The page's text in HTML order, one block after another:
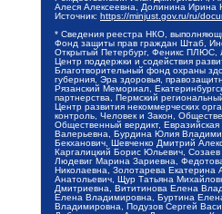
Алеся Алексеевна, Долинина Ирина
Источник: https://minjust.gov.ru/ru/
* Сведения реестра НКО,
Фонд защиты прав граждан Штаб,
Открытый Петербург, Феникс ПЛЮС,
Центр поддержки и содействия
Благотворительный фонд охраны
губерния, Эра здоровья,
Рязанский Мемориал,
партнерства, Пермский
Центр развития некоммерческих
контроль, Человек и Закон,
Общественный вердикт,
Валерьевна, Бурдина Юлия
Бекханович, Шевченко Дмитрий
Каргалицкий Борис Юльевич,
Людевиг Марина Зариевна,
Николаевна, Золотарева
Анатольевич, Щур Татьяна
Дмитриевна, Вититинова Елена
Елена Владимировна, Буртина
Владимировна, Подузов Сергей